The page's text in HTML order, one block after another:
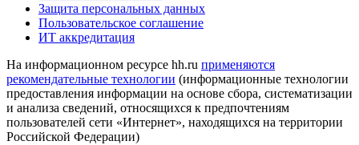
Защита персональных данных
Пользовательское соглашение
ИТ аккредитация
На информационном ресурсе hh.ru применяются
рекомендательные технологии (информационные технологии
предоставления информации на основе сбора, систематизации
и анализа сведений, относящихся к предпочтениям
пользователей сети «Интернет», находящихся на территории
Российской Федерации)